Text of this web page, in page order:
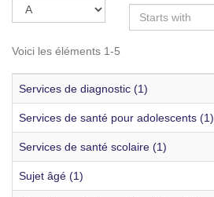
Voici les éléments 1-5
Services de diagnostic (1)
Services de santé pour adolescents (1)
Services de santé scolaire (1)
Sujet âgé (1)